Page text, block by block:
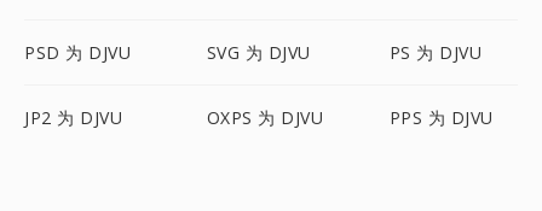
PSD 为 DJVU SVG 为 DJVU PS 为 DJVU
JP2 为 DJVU OXPS 为 DJVU PPS 为 DJVU